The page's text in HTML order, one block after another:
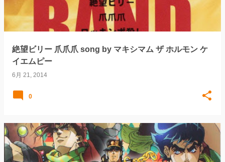
絶望ビリー 爪爪爪 song by マキシマム ザ ホルモン ケ
イエムピー
6月 21, 2014
0